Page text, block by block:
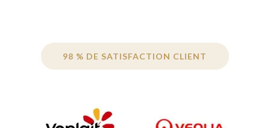
98 % DE SATISFACTION CLIENT